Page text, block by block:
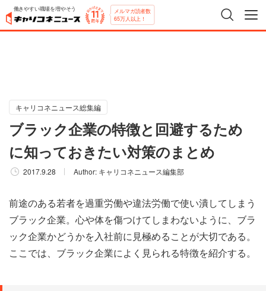
働きやすい職場を増やそう メルマガ読者数
65万人以上！
キャリコネニュース総集編
ブラック企業の特徴と回避するため
に知っておきたい対策のまとめ
2017.9.28 Author: キャリコネニュース編集部
前途のある若者を過重労働や違法労働で使い潰してしまう
ブラック企業。心や体を傷つけてしまわないように、ブラ
ック企業かどうかを入社前に見極めることが大切である。
ここでは、ブラック企業によく見られる特徴を紹介する。